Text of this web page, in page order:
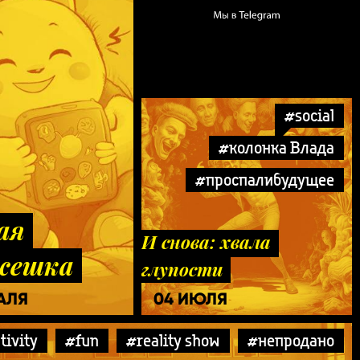
#fun #reality show #непродано
#social
#колонка Влада
#проспалибудущее
И снова: хвала
глупости
04 ИЮЛЯ